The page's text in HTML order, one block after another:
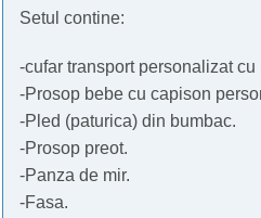
Setul contine:
-cufar transport personalizat
-Prosop bebe cu capison
-Pled (paturica) din bumbac.
-Prosop preot.
-Panza de mir.
-Fasa.